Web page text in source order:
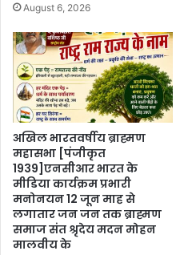
August 6, 2026
अखिल भारतवर्षीय ब्राह्मण
महासभा [पंजीकृत
1939]एनसीआर भारत के
मीडिया कार्यक्रम प्रभारी
मनोनयन 12 जून माह से
लगातार जन जन तक ब्राह्मण
समाज संत श्रृदेय मदन मोहन
मालवीय के